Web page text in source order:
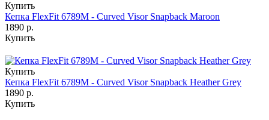
Купить
Кепка FlexFit 6789M - Curved Visor Snapback Maroon
1890 р.
Купить
Купить
Кепка FlexFit 6789M - Curved Visor Snapback Heather Grey
1890 р.
Купить